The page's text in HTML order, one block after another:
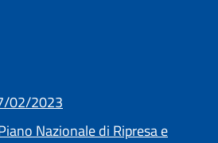
02/2023
Nazionale di Ripresa e